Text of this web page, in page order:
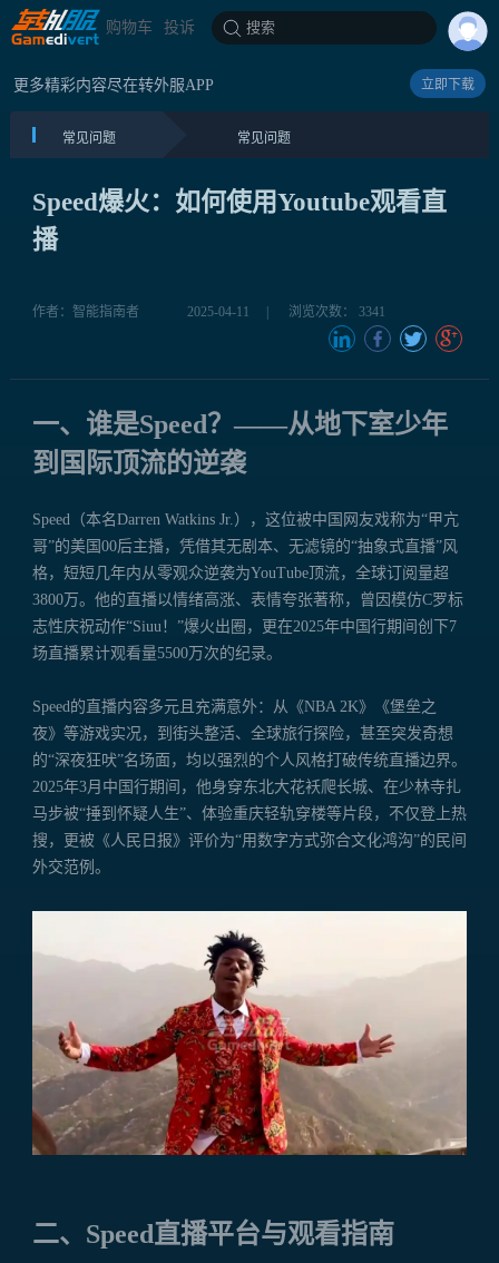
购物车 投诉 搜索
更多精彩内容尽在转外服APP 立即下载
常见问题 常见问题
Speed爆火：如何使用Youtube观看直
播
作者：智能指南者 2025-04-11 浏览次数： 3341
一、谁是Speed？——从地下室少年
到国际顶流的逆袭
Speed（本名Darren Watkins Jr.），这位被中国网友戏称为“甲亢
哥”的美国00后主播，凭借其无剧本、无滤镜的“抽象式直播”风
格，短短几年内从零观众逆袭为YouTube顶流，全球订阅量超
3800万。他的直播以情绪高涨、表情夸张著称，曾因模仿C罗标
志性庆祝动作“Siuu！”爆火出圈，更在2025年中国行期间创下7
场直播累计观看量5500万次的纪录。
Speed的直播内容多元且充满意外：从《NBA 2K》《堡垒之
夜》等游戏实况，到街头整活、全球旅行探险，甚至突发奇想
的“深夜狂吠”名场面，均以强烈的个人风格打破传统直播边界。
2025年3月中国行期间，他身穿东北大花袄爬长城、在少林寺扎
马步被“捶到怀疑人生”、体验重庆轻轨穿楼等片段，不仅登上热
搜，更被《人民日报》评价为“用数字方式弥合文化鸿沟”的民间
外交范例。
二、Speed直播平台与观看指南